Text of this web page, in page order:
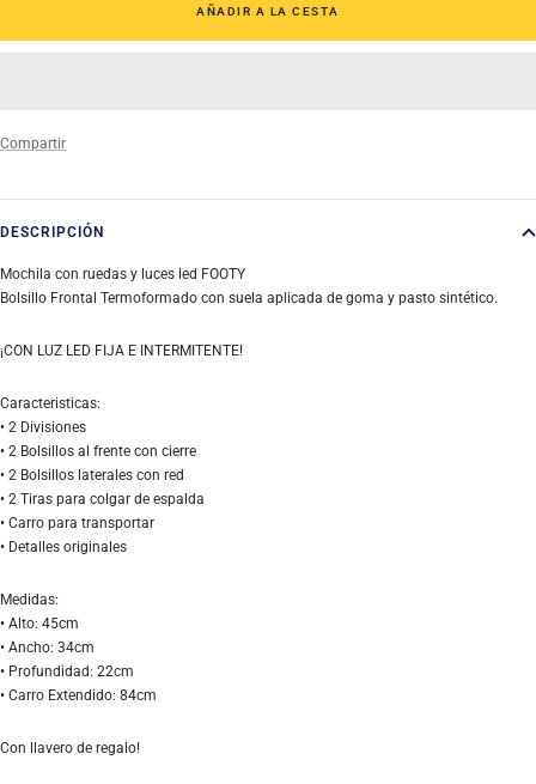
AÑADIR A LA CESTA
Compartir
DESCRIPCIÓN
Mochila con ruedas y luces led FOOTY
Bolsillo Frontal Termoformado con suela aplicada de goma y pasto sintético.
¡CON LUZ LED FIJA E INTERMITENTE!
Caracteristicas:
• 2 Divisiones
• 2 Bolsillos al frente con cierre
• 2 Bolsillos laterales con red
• 2 Tiras para colgar de espalda
• Carro para transportar
• Detalles originales
Medidas:
• Alto: 45cm
• Ancho: 34cm
• Profundidad: 22cm
• Carro Extendido: 84cm
Con llavero de regalo!